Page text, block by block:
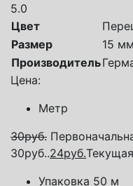
5.0
Цвет
Размер
15 мм
Производитель
Цена:
Метр
30руб.
30руб..24руб.
Упаковка 50 м